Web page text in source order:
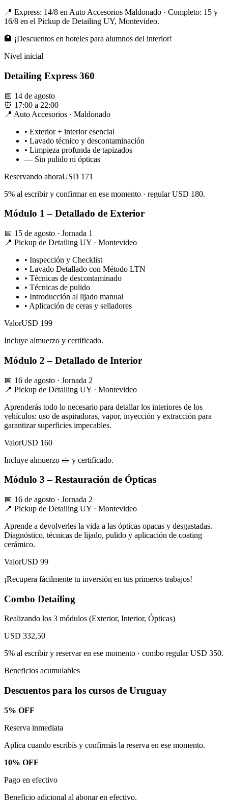
📍 Express: 14/8 en Auto Accesorios Maldonado · Completo: 15 y
16/8 en el Pickup de Detailing UY, Montevideo.
🏨 ¡Descuentos en hoteles para alumnos del interior!
Nivel inicial
Detailing Express 360
📅 14 de agosto
⏰ 17:00 a 22:00
📍 Auto Accesorios · Maldonado
• Exterior + interior esencial
• Lavado técnico y descontaminación
• Limpieza profunda de tapizados
— Sin pulido ni ópticas
Reservando ahoraUSD 171
5% al escribir y confirmar en ese momento · regular USD 180.
Módulo 1 – Detallado de Exterior
📅 15 de agosto · Jornada 1
📍 Pickup de Detailing UY · Montevideo
• Inspección y Checklist
• Lavado Detallado con Método LTN
• Técnicas de descontaminado
• Técnicas de pulido
• Introducción al lijado manual
• Aplicación de ceras y selladores
ValorUSD 199
Incluye almuerzo y certificado.
Módulo 2 – Detallado de Interior
📅 16 de agosto · Jornada 2
📍 Pickup de Detailing UY · Montevideo
Aprenderás todo lo necesario para detallar los interiores de los
vehículos: uso de aspiradoras, vapor, inyección y extracción para
garantizar superficies impecables.
ValorUSD 160
Incluye almuerzo 🥪 y certificado.
Módulo 3 – Restauración de Ópticas
📅 16 de agosto · Jornada 2
📍 Pickup de Detailing UY · Montevideo
Aprende a devolverles la vida a las ópticas opacas y desgastadas.
Diagnóstico, técnicas de lijado, pulido y aplicación de coating
cerámico.
ValorUSD 99
¡Recupera fácilmente tu inversión en tus primeros trabajos!
Combo Detailing
Realizando los 3 módulos (Exterior, Interior, Ópticas)
USD 332,50
5% al escribir y reservar en ese momento · combo regular USD 350.
Beneficios acumulables
Descuentos para los cursos de Uruguay
5% OFF
Reserva inmediata
Aplica cuando escribís y confirmás la reserva en ese momento.
10% OFF
Pago en efectivo
Beneficio adicional al abonar en efectivo.